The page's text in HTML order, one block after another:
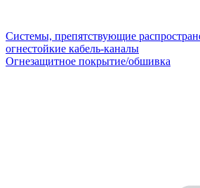
Системы, препятствующие
огнестойкие кабель-каналы
Огнезащитное покрытие/обшивка